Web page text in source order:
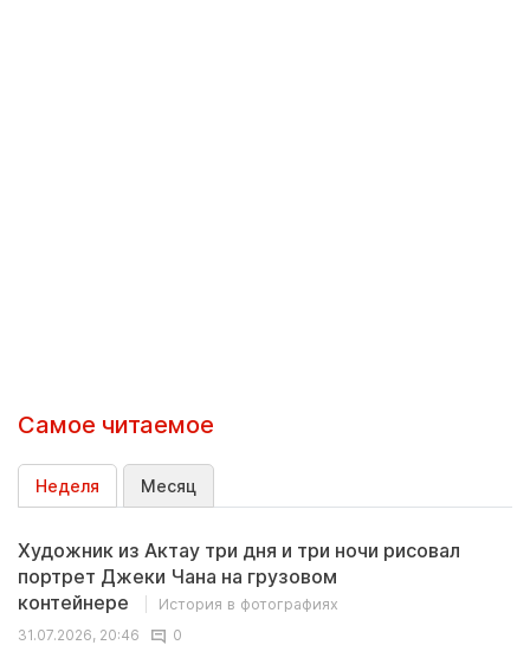
Самое читаемое
Неделя Месяц
Художник из Актау три дня и три ночи рисовал
портрет Джеки Чана на грузовом
контейнере
История в фотографиях
31.07.2026, 20:46
0